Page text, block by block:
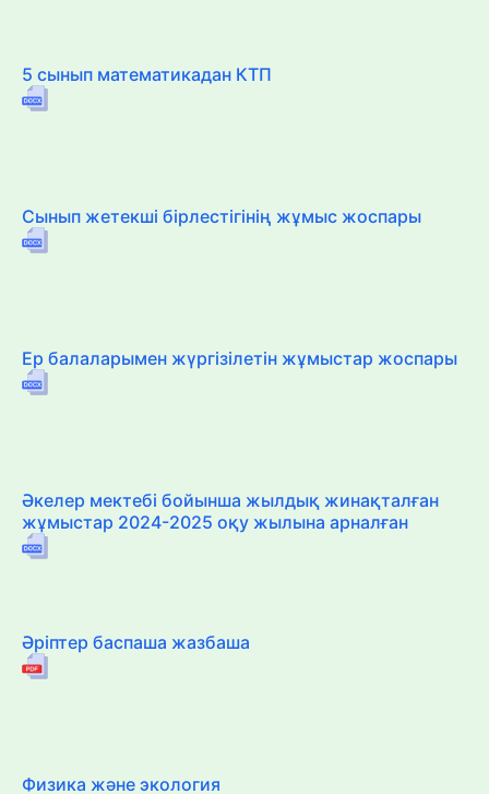
5 сынып математикадан КТП
Сынып жетекші бірлестігінің жұмыс жоспары
Ер балаларымен жүргізілетін жұмыстар жоспары
Әкелер мектебі бойынша жылдық жинақталған
жұмыстар 2024-2025 оқу жылына арналған
Әріптер баспаша жазбаша
Физика және экология